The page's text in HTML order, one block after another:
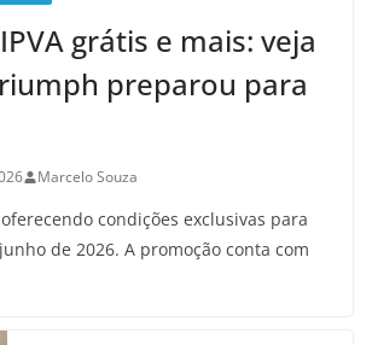
grátis e mais: veja
preparou para
Marcelo Souza
condições exclusivas para
de 2026. A promoção conta com